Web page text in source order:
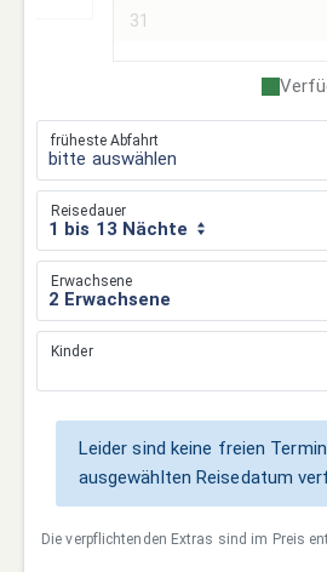
31
früheste Abfahrt
bitte auswählen
Reisedauer
1 bis 13 Nächte
Erwachsene
Kinder
Leider sind keine freien
ausgewählten Reisedatum
Die verpflichtenden Extras sind im Preis